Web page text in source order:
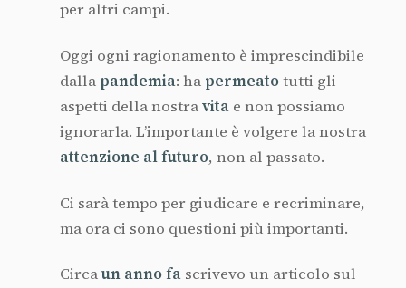
per altri campi.
Oggi ogni ragionamento è imprescindibile
dalla pandemia: ha permeatotutti gli
aspetti della nostravitae non possiamo
ignorarla. L’importante è volgere la nostra
attenzione alfuturo, non al passato.
Ci sarà tempo per giudicare e recriminare,
ma ora ci sono questioni più importanti.
Circaun annofascrivevo un articolo sul